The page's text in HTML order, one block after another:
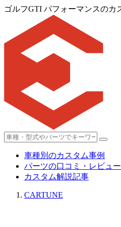
ゴルフGTI パフォーマンスのカ
車種別のカスタム事例
パーツの口コミ・レビュー
カスタム解説記事
CARTUNE